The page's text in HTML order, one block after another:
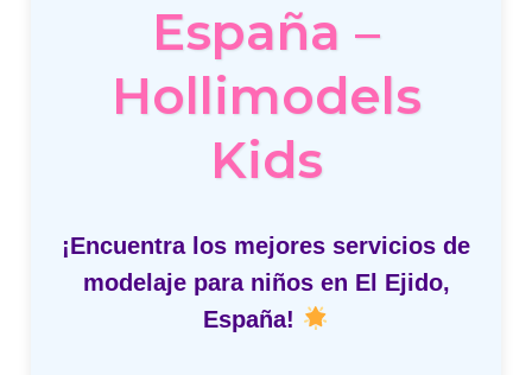
España –
Hollimodels
Kids
¡Encuentra los mejores servicios de
modelaje para niños en El Ejido,
España!